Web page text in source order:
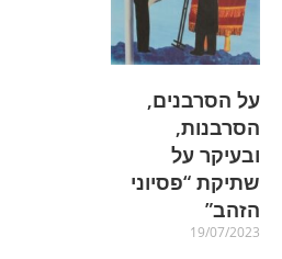
על הסרבנים,
הסרבנות,
ובעיקר על
שתיקת “פסיוני
הזהב”
19/07/2023